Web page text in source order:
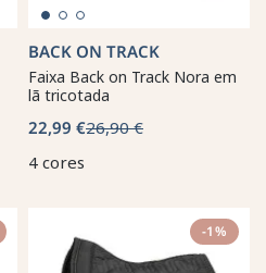
BACK ON TRACK
Faixa Back on Track Nora em
lã tricotada
22,99 €26,90 €
4 cores
-1%